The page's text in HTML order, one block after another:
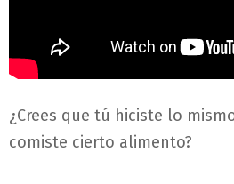
¿Crees que tú hiciste lo
comiste cierto alimento?